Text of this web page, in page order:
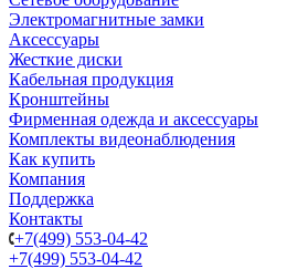
Электромагнитные замки
Аксессуары
Жесткие диски
Кабельная продукция
Кронштейны
Фирменная одежда и аксессуары
Комплекты видеонаблюдения
Как купить
Компания
Поддержка
Контакты
+7(499) 553-04-42
+7(499) 553-04-42